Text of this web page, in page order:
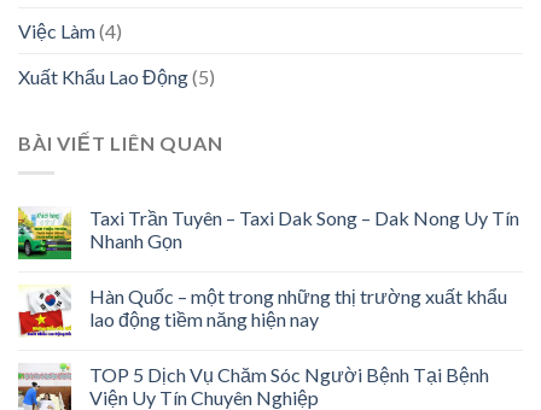
Việc Làm(4)
Xuất Khẩu Lao Động(5)
BÀI VIẾT LIÊN QUAN
Taxi Trần Tuyên – Taxi Dak Song – Dak Nong Uy Tín
Nhanh Gọn
Hàn Quốc – một trong những thị trường xuất khẩu
lao động tiềm năng hiện nay
TOP 5 Dịch Vụ Chăm Sóc Người Bệnh Tại Bệnh
Viện Uy Tín Chuyên Nghiệp